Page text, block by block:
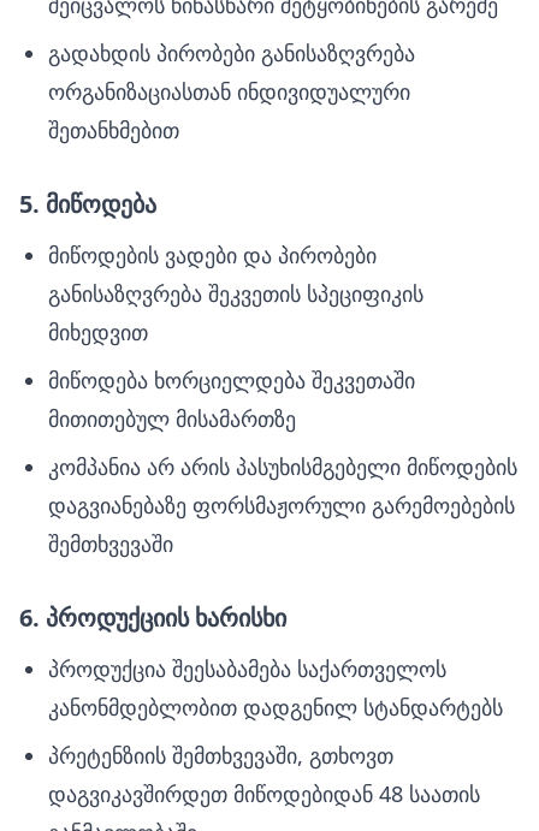
გადახდის პირობები განისაზღვრება
ორგანიზაციასთან ინდივიდუალური
შეთანხმებით
5. მიწოდება
მიწოდების ვადები და პირობები
განისაზღვრება შეკვეთის სპეციფიკის
მიხედვით
მიწოდება ხორციელდება შეკვეთაში
მითითებულ მისამართზე
კომპანია არ არის პასუხისმგებელი მიწოდების
დაგვიანებაზე ფორსმაჟორული გარემოებების
შემთხვევაში
6. პროდუქციის ხარისხი
პროდუქცია შეესაბამება საქართველოს
კანონმდებლობით დადგენილ სტანდარტებს
პრეტენზიის შემთხვევაში, გთხოვთ
დაგვიკავშირდეთ მიწოდებიდან 48 საათის